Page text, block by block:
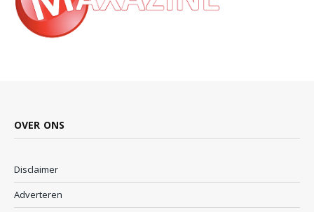
OVER ONS
Disclaimer
Adverteren